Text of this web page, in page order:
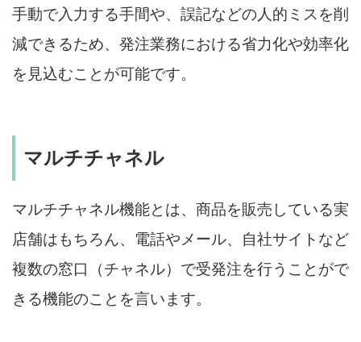
手動で入力する手間や、誤記などの人的ミスを削
減できるため、発注業務における省力化や効率化
を見込むことが可能です。
マルチチャネル
マルチチャネル機能とは、商品を販売している実
店舗はもちろん、電話やメール、自社サイトなど
複数の窓口（チャネル）で受発注を行うことがで
きる機能のことを言います。